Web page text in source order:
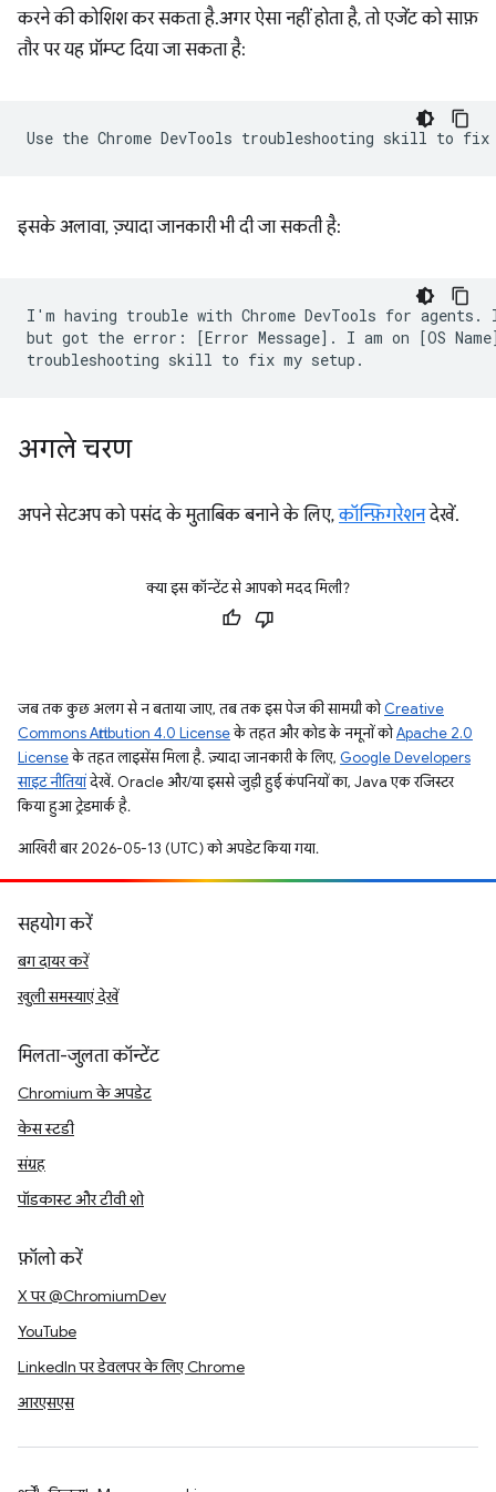
करने की कोशिश कर सकता है. अगर ऐसा नहीं होता है, तो एजेंट को साफ़
तौर पर यह प्रॉम्प्ट दिया जा सकता है:
इसके अलावा, ज़्यादा जानकारी भी दी जा सकती है:
I'm having trouble with Chrome DevTools for
but got the error: [Error Message]. I am on [OS
अगले चरण
अपने सेटअप को पसंद के मुताबिक बनाने के लिए,कॉन्फ़िगरेशनदेखें.
क्या इस कॉन्टेंट से आपको मदद मिली?
जब तक कुछ अलग से न बताया जाए, तब तक इस पेज की सामग्री कोCreative
Commons Attribution 4.0 Licenseके तहत और कोड के नमूनों कोApache 2.0
Licenseके तहत लाइसेंस मिला है. ज़्यादा जानकारी के लिए, Google Developers
साइट नीतियांदेखें. Oracle और/या इससे जुड़ी हुई कंपनियों का, Java एक रजिस्टर
किया हुआ ट्रेडमार्क है.
आखिरी बार 2026-05-13 (UTC) को अपडेट किया गया.
सहयोग करें
बग दायर करें
खुली समस्याएं देखें
मिलता-जुलता कॉन्टेंट
Chromium के अपडेट
केस स्टडी
संग्रह
पॉडकास्ट और टीवी शो
फ़ॉलो करें
X पर @ChromiumDev
YouTube
LinkedIn पर डेवलपर के लिए Chrome
आरएसएस